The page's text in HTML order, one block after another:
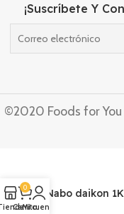
¡Suscríbete Y
©2020 Foods for
Nabo daikon
0
Carrito
Mi cuenta